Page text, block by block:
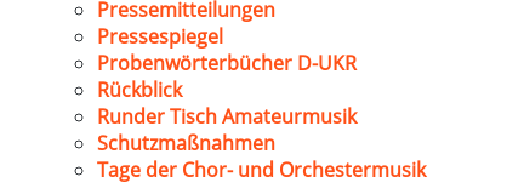
Pressemitteilungen
Pressespiegel
Probenwörterbücher D-UKR
Rückblick
Runder Tisch Amateurmusik
Schutzmaßnahmen
Tage der Chor- und Orchestermusik